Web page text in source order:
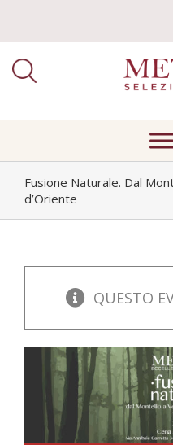
content
TIPOLOGIA
VINI SLOVENI
I PRODUTTORI
Fusione Naturale. Dal
d’Oriente
QUESTO